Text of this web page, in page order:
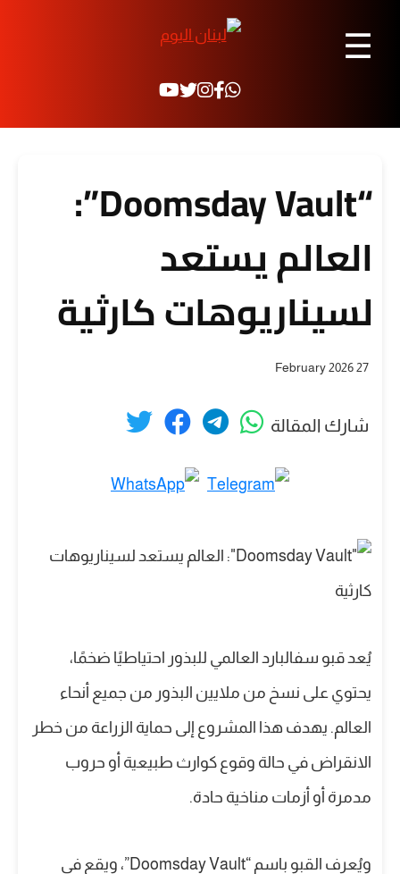
☰
“Doomsday Vault”:
العالم يستعد
لسيناريوهات كارثية
27 February 2026
شارك المقالة
يُعد قبو سفالبارد العالمي للبذور احتياطيًا ضخمًا،
يحتوي على نسخ من ملايين البذور من جميع أنحاء
العالم. يهدف هذا المشروع إلى حماية الزراعة من خطر
الانقراض في حالة وقوع كوارث طبيعية أو حروب
مدمرة أو أزمات مناخية حادة.
ويُعرف القبو باسم “Doomsday Vault”، ويقع في